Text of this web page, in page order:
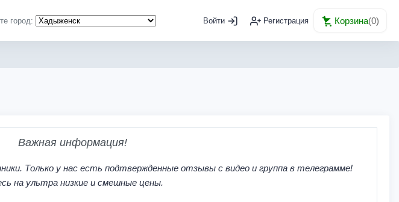
город: Войти Регистрация Корзина(0)
Важная информация!
Только у нас есть подтвержденные отзывы с видео и группа в телеграмме!
на ультра низкие и смешные цены.